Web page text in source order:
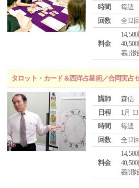
時間
毎週
回数
全12回
料金
義開
タロット・カード＆西洋占星術／合同実
講師
森信
日程
1月
時間
毎週
回数
全12回
料金
義開